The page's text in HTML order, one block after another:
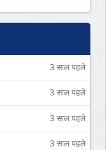
3 साल पहले
3 साल पहले
3 साल पहले
3 साल पहले